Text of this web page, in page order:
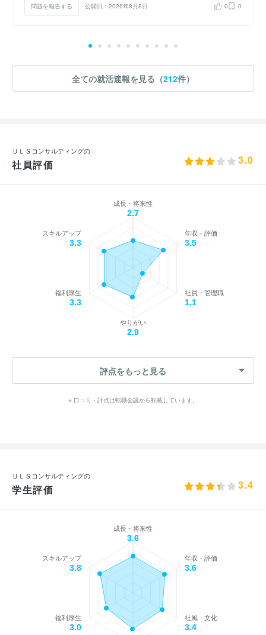
問題を報告する 公開日：2026年8月8日 0 0
全ての就活速報を見る（212件）
ＵＬＳコンサルティングの
社員評価 3.0
成長・将来性
2.7
年収・評価
3.5
社員・管理職
1.1
やりがい
2.9
福利厚生
3.3
スキルアップ
3.3
評点をもっと見る
※ 口コミ・評点は転職会議から転載しています。
ＵＬＳコンサルティングの
学生評価 3.4
成長・将来性
3.6
年収・評価
3.6
社風・文化
3.4
福利厚生
3.0
スキルアップ
3.8